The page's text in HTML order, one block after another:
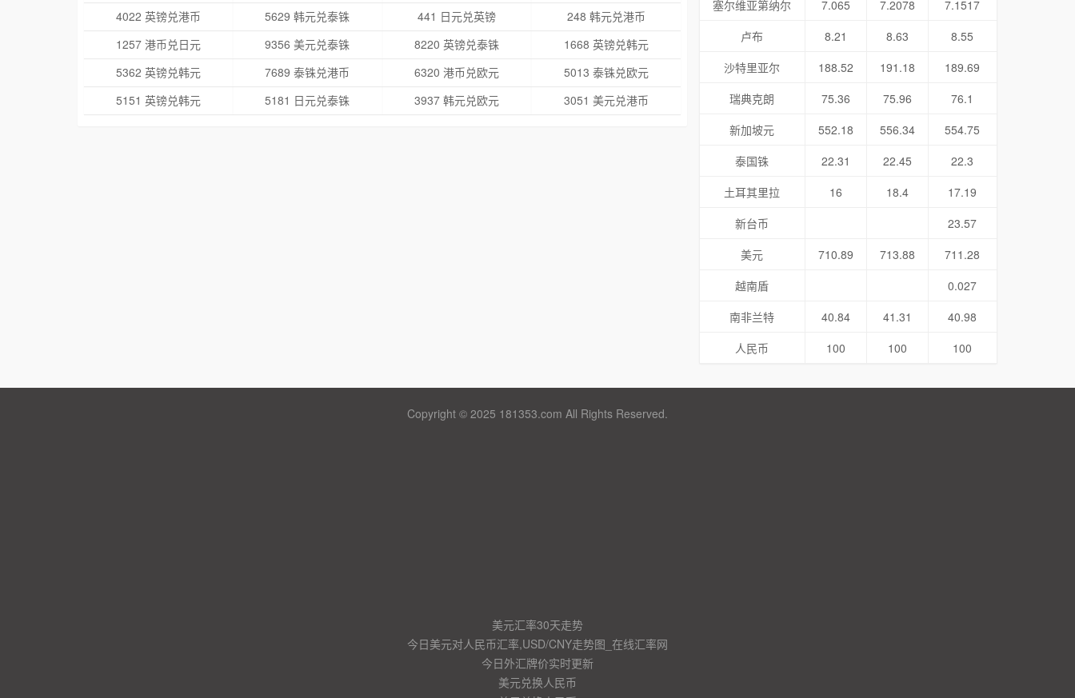
4022 英镑兑港币
5629 韩元兑泰铢 441 日元兑英镑
248 韩元兑港币
1257 港币兑日元
9356 美元兑泰铢 8220 英镑兑泰铢
1668 英镑兑韩元
5362 英镑兑韩元
7689 泰铢兑港币 6320 港币兑欧元
5013 泰铢兑欧元
5151 英镑兑韩元
5181 日元兑泰铢 3937 韩元兑欧元 3051 美元兑港币
塞尔维亚第纳尔
7.065 7.2078
7.1517
卢布
8.21 8.63
8.55
沙特里亚尔
188.52 191.18
189.69
瑞典克朗
75.36 75.96
76.1
新加坡元
552.18 556.34
554.75
泰国铢
22.31 22.45
22.3
土耳其里拉
16 18.4
17.19
新台币
23.57
美元
710.89 713.88
711.28
越南盾
0.027
南非兰特
40.84 41.31
40.98
人民币
100 100 100
Copyright © 2025 181353.com All Rights Reserved.
美元汇率30天走势
今日美元对人民币汇率,USD/CNY走势图_在线汇率网
今日外汇牌价实时更新
美元兑换人民币